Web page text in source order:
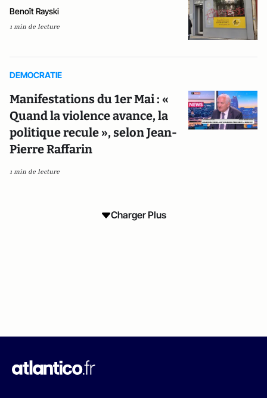
Benoît Rayski
1 min de lecture
DEMOCRATIE
Manifestations du 1er Mai : «
Quand la violence avance, la
politique recule », selon Jean-
Pierre Raffarin
1 min de lecture
Charger Plus